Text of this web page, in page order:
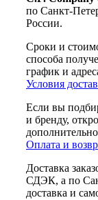
по Санкт-
России.
Сроки и
способа
график и
Условия
Если вы
и бренду,
Оплата и
Доставка
СДЭК, а по
доставка и